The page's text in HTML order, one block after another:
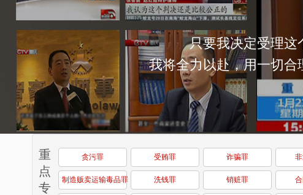
只要我决定受理
我将全力以赴，用一切
重
点
专
贪污罪 受贿罪 诈骗罪
制造贩卖运输毒品罪 洗钱罪 销赃罪